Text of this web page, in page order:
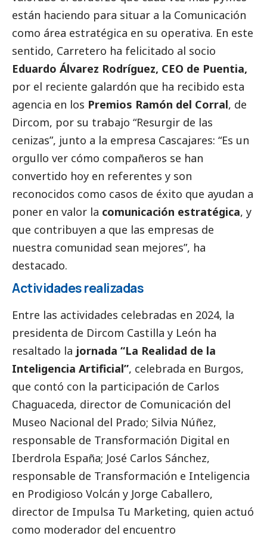
están haciendo para situar a la Comunicación
como área estratégica en su operativa. En este
sentido, Carretero ha felicitado al socio
Eduardo Álvarez Rodríguez, CEO de Puentia,
por el reciente galardón que ha recibido esta
agencia en los Premios Ramón del Corral, de
Dircom, por su trabajo “Resurgir de las
cenizas”, junto a la empresa Cascajares: “Es un
orgullo ver cómo compañeros se han
convertido hoy en referentes y son
reconocidos como casos de éxito que ayudan a
poner en valor la comunicación estratégica, y
que contribuyen a que las empresas de
nuestra comunidad sean mejores”, ha
destacado.
Actividades realizadas
Entre las actividades celebradas en 2024, la
presidenta de Dircom Castilla y León ha
resaltado la jornada “La Realidad de la
Inteligencia Artificial”, celebrada en Burgos,
que contó con la participación de Carlos
Chaguaceda, director de Comunicación del
Museo Nacional del Prado; Silvia Núñez,
responsable de Transformación Digital en
Iberdrola España; José Carlos Sánchez,
responsable de Transformación e Inteligencia
en Prodigioso Volcán y Jorge Caballero,
director de Impulsa Tu Marketing, quien actuó
como moderador del encuentro